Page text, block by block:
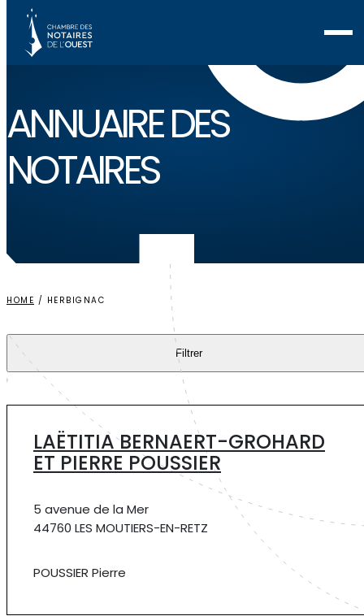
ANNUAIREDES
NOTAIRES
HOME / HERBIGNAC
Filtrer
LAËTITIA BERNAERT-GROHARD
ET PIERRE POUSSIER
5 avenue de la Mer
44760 LES MOUTIERS-EN-RETZ
POUSSIER Pierre